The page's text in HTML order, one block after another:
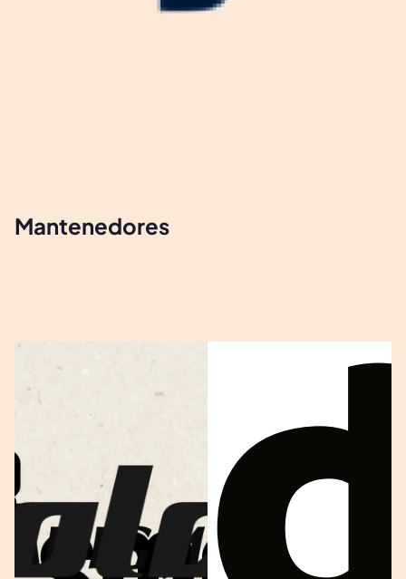
Mantenedores